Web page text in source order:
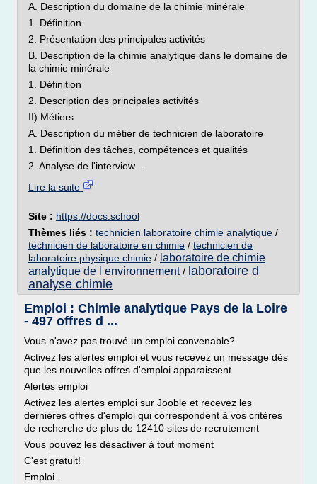
A. Description du domaine de la chimie minérale
1. Définition
2. Présentation des principales activités
B. Description de la chimie analytique dans le domaine de
la chimie minérale
1. Définition
2. Description des principales activités
II) Métiers
A. Description du métier de technicien de laboratoire
1. Définition des tâches, compétences et qualités
2. Analyse de l'interview...
Lire la suite
Site : https://docs.school
Thèmes liés : technicien laboratoire chimie analytique /
technicien de laboratoire en chimie / technicien de
laboratoire physique chimie / laboratoire de chimie
analytique de l environnement/ laboratoire d
analyse chimie
Emploi : Chimie analytique Pays de la Loire
- 497 offres d ...
Vous n'avez pas trouvé un emploi convenable?
Activez les alertes emploi et vous recevez un message dès
que les nouvelles offres d'emploi apparaissent
Alertes emploi
Activez les alertes emploi sur Jooble et recevez les
dernières offres d'emploi qui correspondent à vos critères
de recherche de plus de 12410 sites de recrutement
Vous pouvez les désactiver à tout moment
C'est gratuit!
Emploi...